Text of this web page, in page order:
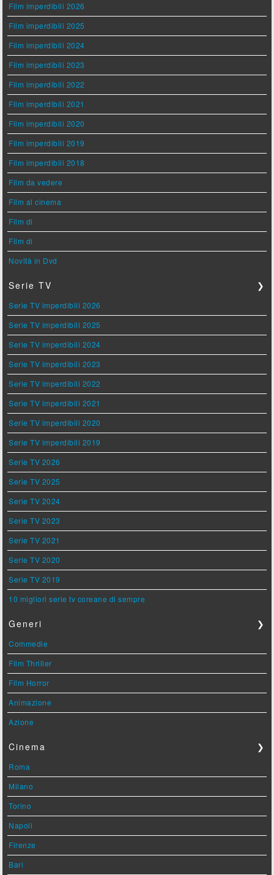
Film imperdibili 2026
Film imperdibili 2025
Film imperdibili 2024
Film imperdibili 2023
Film imperdibili 2022
Film imperdibili 2021
Film imperdibili 2020
Film imperdibili 2019
Film imperdibili 2018
Film da vedere
Film al cinema
Film di
Film di
Novità in Dvd
Serie TV ❯
Serie TV imperdibili 2026
Serie TV imperdibili 2025
Serie TV imperdibili 2024
Serie TV imperdibili 2023
Serie TV imperdibili 2022
Serie TV imperdibili 2021
Serie TV imperdibili 2020
Serie TV imperdibili 2019
Serie TV 2026
Serie TV 2025
Serie TV 2024
Serie TV 2023
Serie TV 2021
Serie TV 2020
Serie TV 2019
10 migliori serie tv coreane di sempre
Generi ❯
Commedie
Film Thriller
Film Horror
Animazione
Azione
Cinema ❯
Roma
Milano
Torino
Napoli
Firenze
Bari